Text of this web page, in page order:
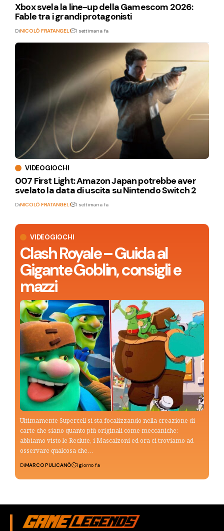
VIDEOGIOCHI
Clash Royale – Guida al
Gigante Goblin, consigli e
mazzi
Ultimamente Supercell si sta focalizzando nella creazione di
carte che siano quanto più originali come meccaniche:
abbiamo visto le Reclute, i Mascalzoni ed ora ci troviamo ad
osservare qualcosa che…
DiMARCO PULICANÒ 1 giorno fa
Xbox svela la line-up della Gamescom 2026:
Fable tra i grandi protagonisti
DiNICOLÒ FRATANGELI 1 settimana fa
VIDEOGIOCHI
007 First Light: Amazon Japan potrebbe aver
svelato la data di uscita su Nintendo Switch 2
DiNICOLÒ FRATANGELI 1 settimana fa